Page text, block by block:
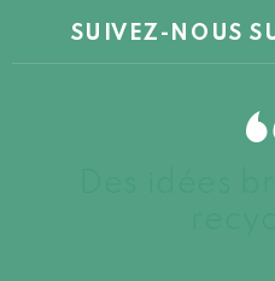
SUIVEZ-NOUS